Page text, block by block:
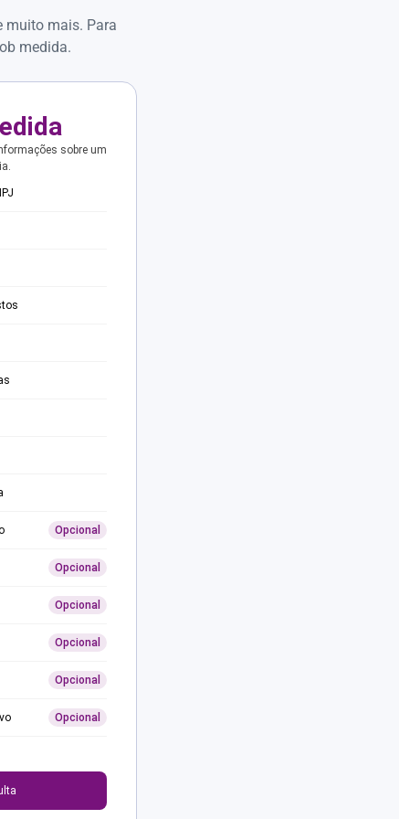
muito mais. Para
medida.
sobre um
Opcional
Opcional
Opcional
Opcional
Opcional
Opcional